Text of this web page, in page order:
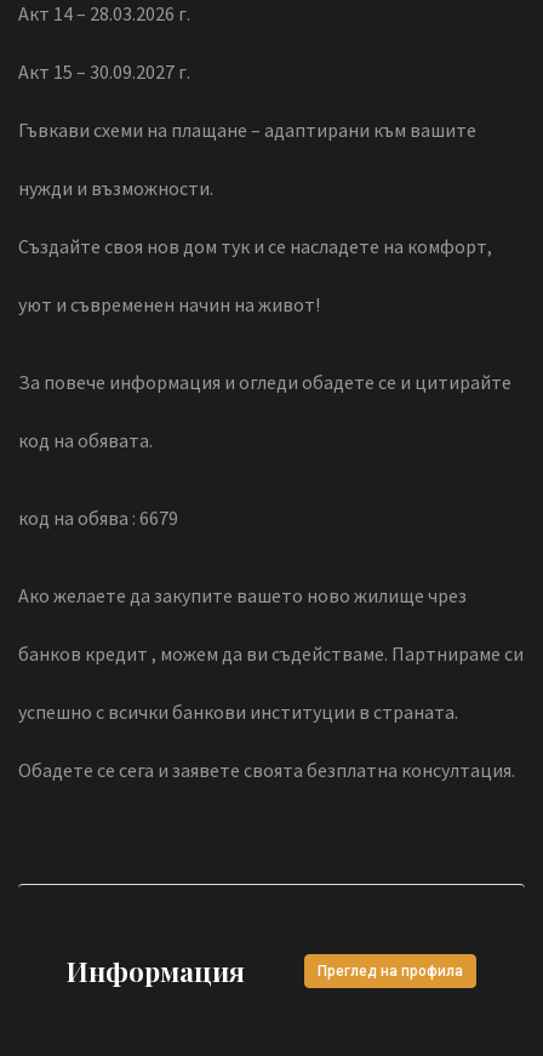
Акт 14 – 28.03.2026 г.
Акт 15 – 30.09.2027 г.
Гъвкави схеми на плащане – адаптирани към вашите
нужди и възможности.
Създайте своя нов дом тук и се насладете на комфорт,
уют и съвременен начин на живот!
За повече информация и огледи обадете се и цитирайте
код на обявата.
код на обява : 6679
Ако желаете да закупите вашето ново жилище чрез
банков кредит , можем да ви съдействаме. Партнираме си
успешно с всички банкови институции в страната.
Обадете се сега и заявете своята безплатна консултация.
Информация Преглед на профила